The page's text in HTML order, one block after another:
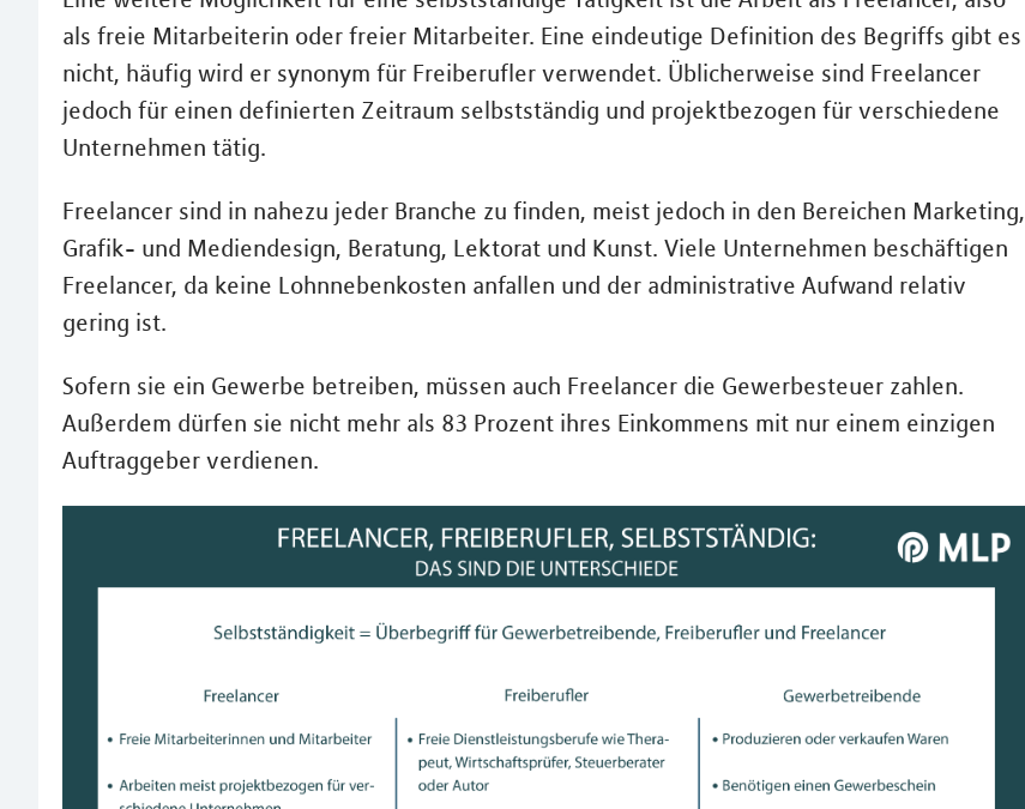
als freie Mitarbeiterin oder freier Mitarbeiter. Eine eindeutige Definition des Begriffs gibt es
nicht, häufig wird er synonym für Freiberufler verwendet. Üblicherweise sind Freelancer
jedoch für einen definierten Zeitraum selbstständig und projektbezogen für verschiedene
Unternehmen tätig.
Freelancer sind in nahezu jeder Branche zu finden, meist jedoch in den Bereichen Marketing,
Grafik- und Mediendesign, Beratung, Lektorat und Kunst. Viele Unternehmen beschäftigen
Freelancer, da keine Lohnnebenkosten anfallen und der administrative Aufwand relativ
gering ist.
Sofern sie ein Gewerbe betreiben, müssen auch Freelancer die Gewerbesteuer zahlen.
Außerdem dürfen sie nicht mehr als 83 Prozent ihres Einkommens mit nur einem einzigen
Auftraggeber verdienen.